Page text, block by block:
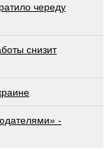
череду
снизит
-